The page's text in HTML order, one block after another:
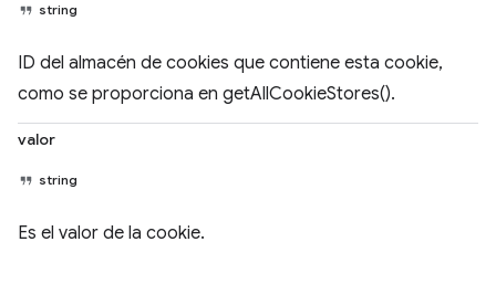
string
ID del almacén de cookies que contiene esta cookie,
como se proporciona en getAllCookieStores().
valor
string
Es el valor de la cookie.